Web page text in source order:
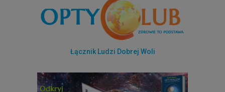
Łącznik Ludzi Dobrej Woli